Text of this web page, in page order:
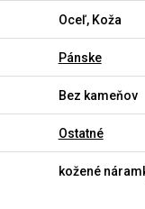
Oceľ, Koža
Pánske
Bez kameňov
Ostatné
kožené